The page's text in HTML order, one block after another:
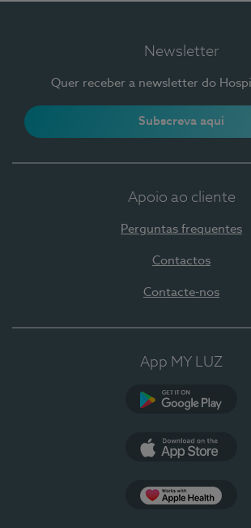
Newsletter
Quer receber a newsletter do
Subscreva aqui
Apoio ao cliente
Perguntas frequentes
Contactos
Contacte-nos
App MY LUZ